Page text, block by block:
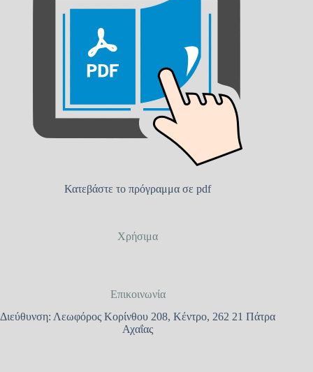
Κατεβάστε το πρόγραμμα σε pdf
Χρήσιμα
Επικοινωνία
Διεύθυνση: Λεωφόρος Κορίνθου 208, Κέντρο, 262 21 Πάτρα
Αχαΐας